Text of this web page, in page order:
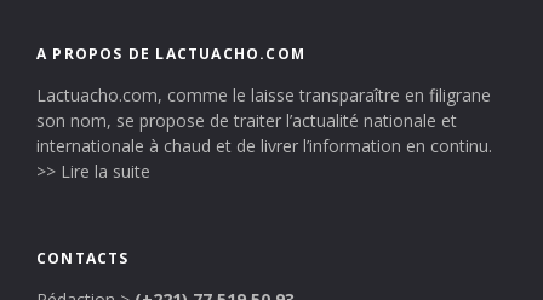
A PROPOS DE LACTUACHO.COM
Lactuacho.com, comme le laisse transparaître en filigrane
son nom, se propose de traiter l’actualité nationale et
internationale à chaud et de livrer l’information en continu.
>> Lire la suite
CONTACTS